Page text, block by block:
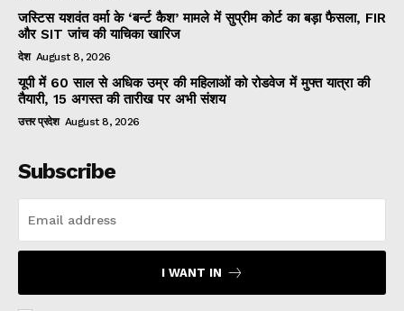
जस्टिस यशवंत वर्मा के ‘बर्न्ट कैश’ मामले में सुप्रीम कोर्ट का बड़ा फैसला, FIR
और SIT जांच की याचिका खारिज
देश August 8, 2026
यूपी में 60 साल से अधिक उम्र की महिलाओं को रोडवेज में मुफ्त यात्रा की
तैयारी, 15 अगस्त की तारीख पर अभी संशय
उत्तर प्रदेश August 8, 2026
Subscribe
I WANT IN